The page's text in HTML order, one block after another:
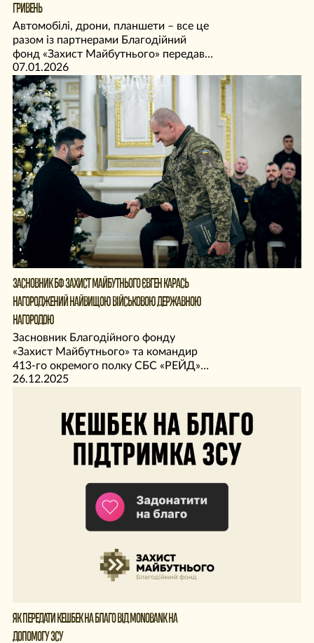
ГРИВЕНЬ
Автомобілі, дрони, планшети – все це
разом із партнерами Благодійний
фонд «Захист Майбутнього» передав
бійцям 413-го полку «РЕЙД» у 2025
році.
07.01.2026
ЗАСНОВНИК БФ ЗАХИСТ МАЙБУТНЬОГО ЄВГЕН КАРАСЬ
НАГОРОДЖЕНИЙ НАЙВИЩОЮ ВІЙСЬКОВОЮ ДЕРЖАВНОЮ
НАГОРОДОЮ
Засновник Благодійного фонду
«Захист Майбутнього» та командир
413-го окремого полку СБС «РЕЙД»
Євген Карась удостоєний найвищою
26.12.2025
ЯК ПЕРЕДАТИ КЕШБЕК НА БЛАГО ВІД MONOBANK НА
ДОПОМОГУ ЗСУ